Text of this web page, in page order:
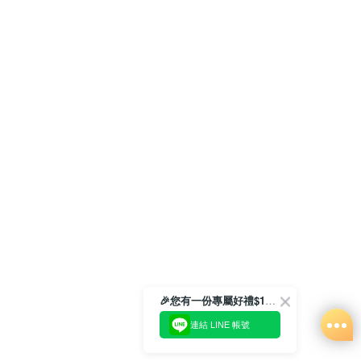
🎉您有一份專屬好禮$100正等著您🎁
連結 LINE 帳號